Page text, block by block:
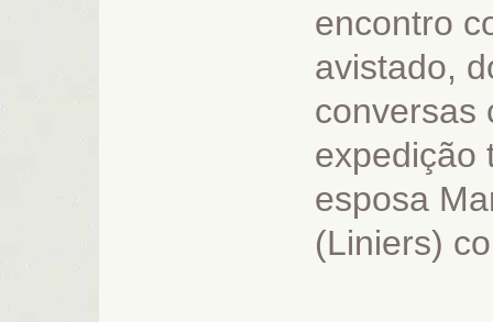
encontro
avistado,
conversas
expedição
esposa
(Liniers)